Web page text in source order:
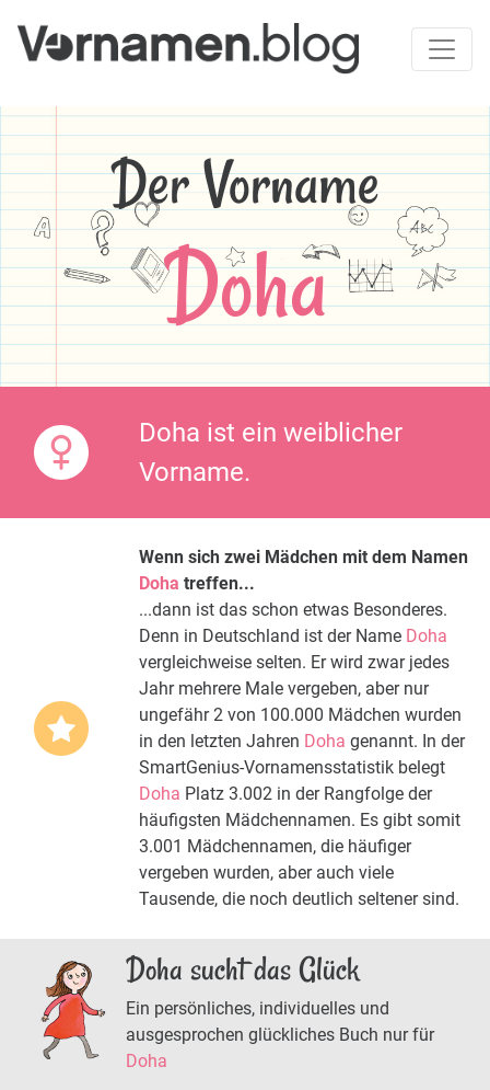
Der Vorname
Doha
Doha ist ein weiblicher
Vorname.
Wenn sich zwei Mädchen mit dem Namen
Doha treffen...
...dann ist das schon etwas Besonderes.
Denn in Deutschland ist der Name Doha
vergleichweise selten. Er wird zwar jedes
Jahr mehrere Male vergeben, aber nur
ungefähr 2 von 100.000 Mädchen wurden
in den letzten Jahren Doha genannt. In der
SmartGenius-Vornamensstatistik belegt
Doha Platz 3.002 in der Rangfolge der
häufigsten Mädchennamen. Es gibt somit
3.001 Mädchennamen, die häufiger
vergeben wurden, aber auch viele
Tausende, die noch deutlich seltener sind.
Doha sucht das Glück
Ein persönliches, individuelles und
ausgesprochen glückliches Buch nur für
Doha